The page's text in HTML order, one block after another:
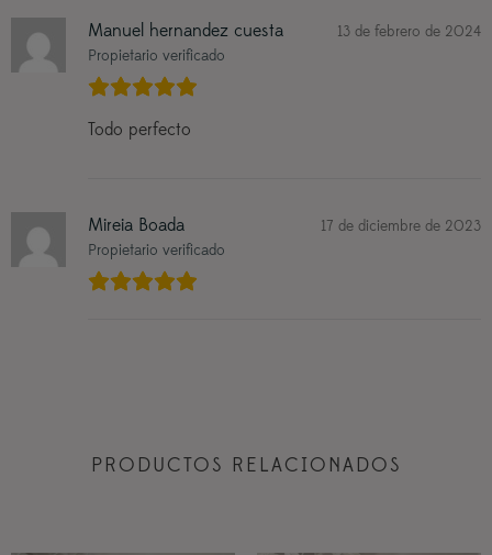
Manuel hernandez cuesta
Propietario verificado
13 de febrero de 2024
Todo perfecto
Mireia Boada
Propietario verificado
17 de diciembre de 2023
PRODUCTOS RELACIONADOS